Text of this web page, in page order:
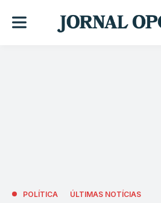
POLÍTICA ÚLTIMAS NOTÍCIAS